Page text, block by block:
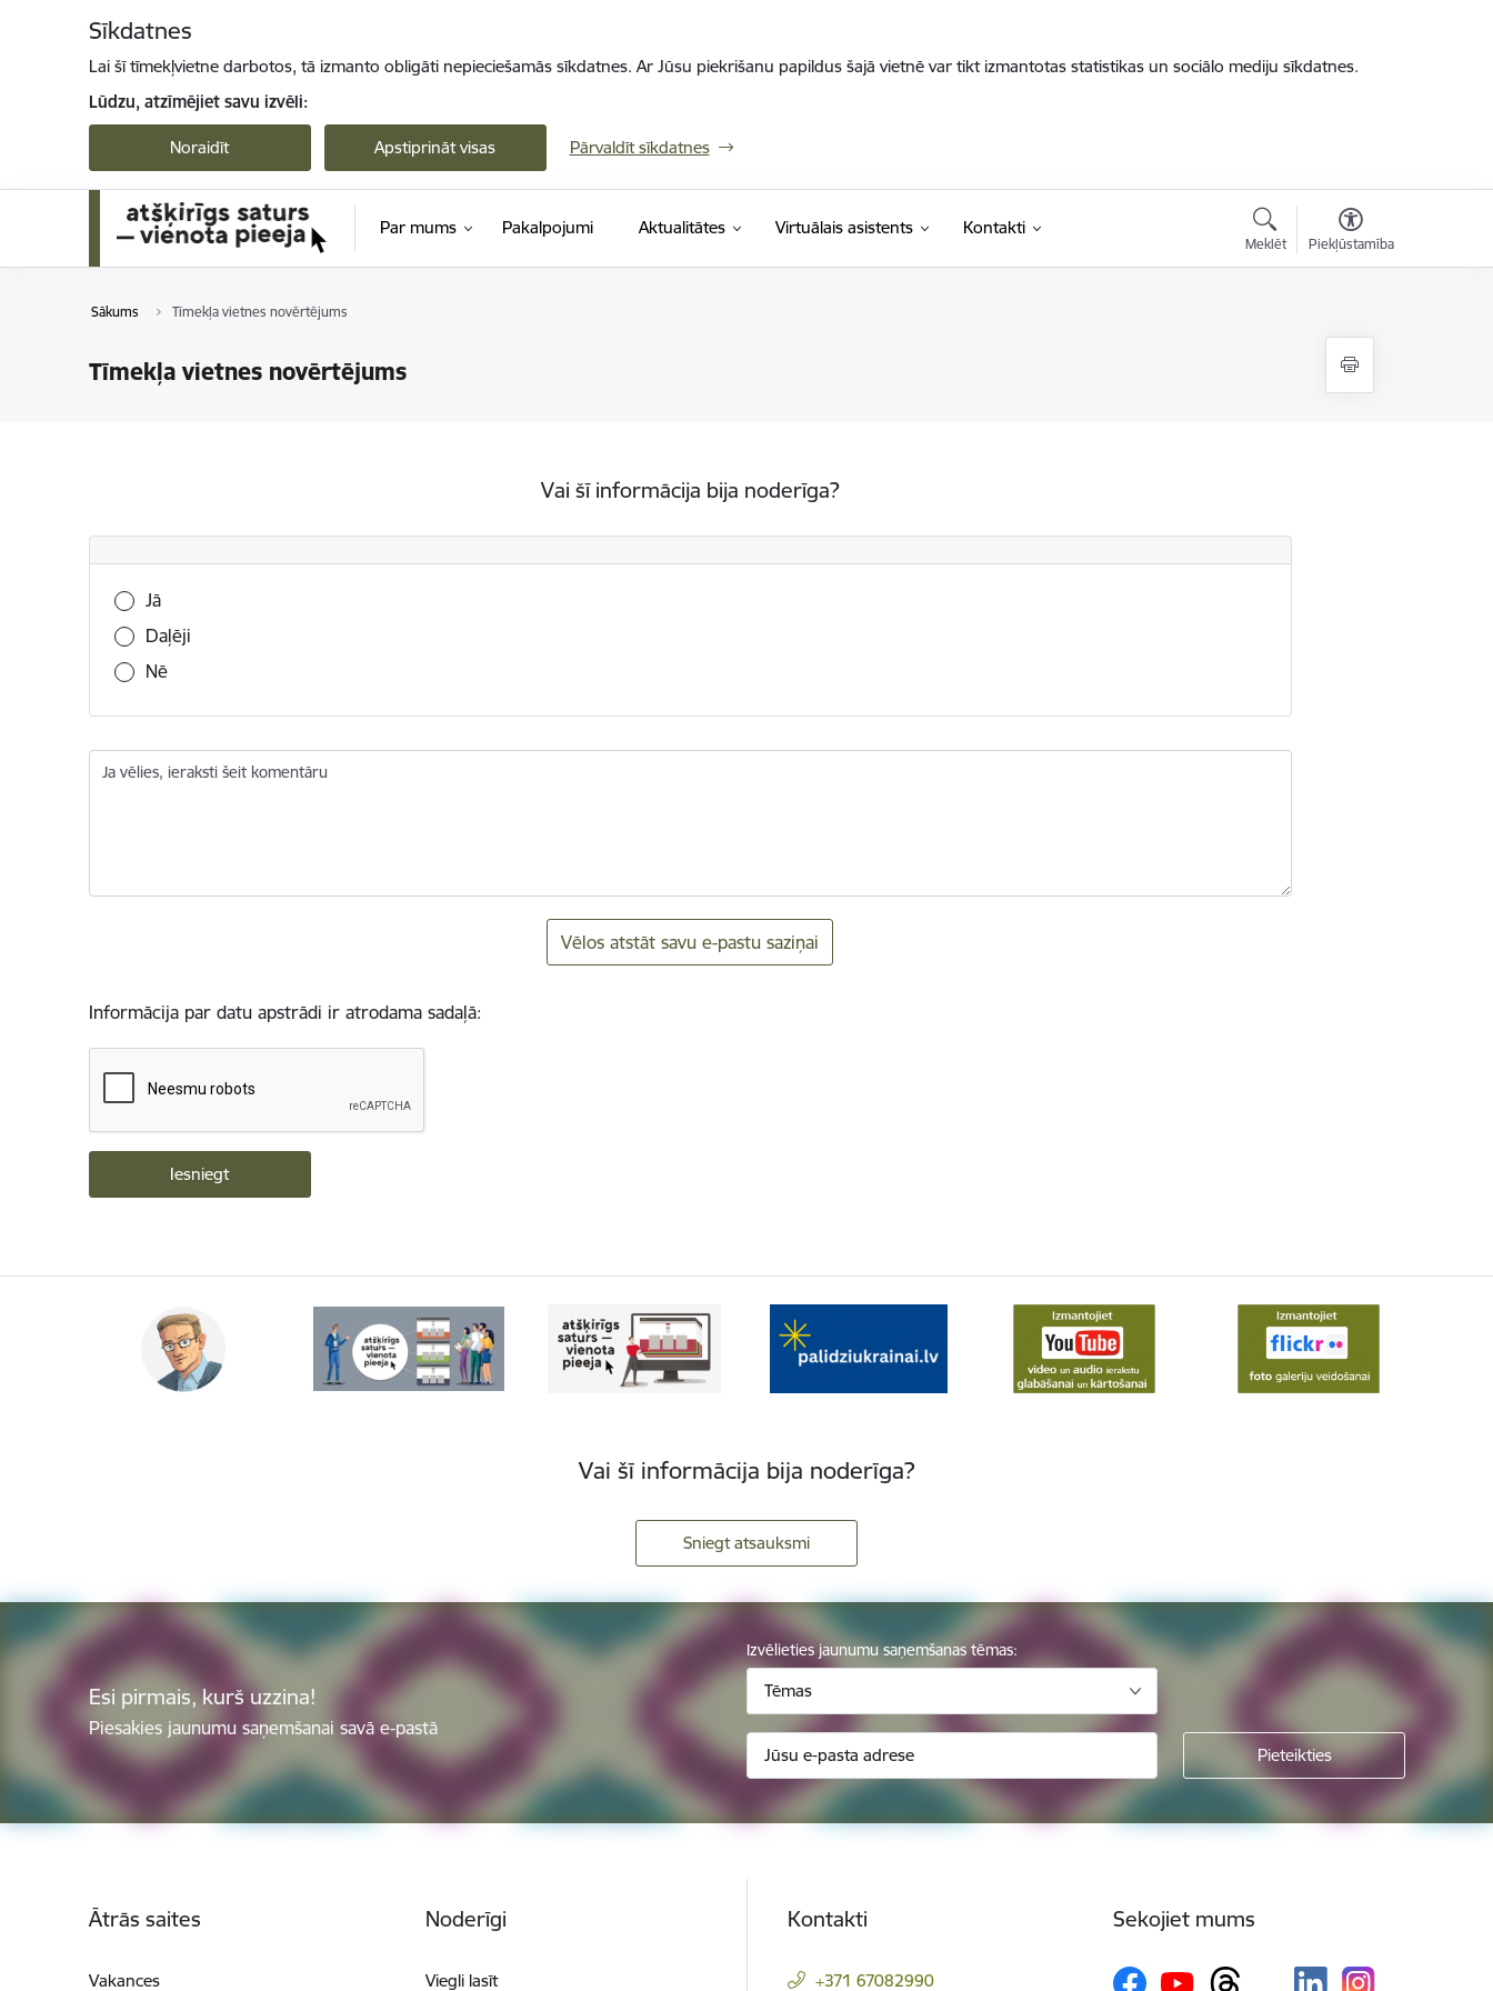
Sīkdatnes
Lai šī tīmekļvietne darbotos, tā izmanto obligāti nepieciešamās sīkdatnes. Ar Jūsu piekrišanu papildus šajā vietnē var tikt izmantotas statistikas un sociālo mediju sīkdatnes.
Lūdzu, atzīmējiet savu izvēli:
Noraidīt Apstiprināt visas Pārvaldīt sīkdatnes
Par mums Pakalpojumi Aktualitātes Virtuālais asistents Kontakti
Meklēt Piekļūstamība
Sākums Tīmekļa vietnes novērtējums
Tīmekļa vietnes novērtējums
Vai šī informācija bija noderīga?
Vai šī informācija bija noderīga?
Jā
Daļēji
Nē
Ja vēlies, ieraksti šeit komentāru
Vēlos atstāt savu e-pastu saziņai
Informācija par datu apstrādi ir atrodama sadaļā:
Vai šī informācija bija noderīga?
Sniegt atsauksmi
Esi pirmais, kurš uzzina!
Piesakies jaunumu saņemšanai savā e-pastā
Izvēlieties jaunumu saņemšanas tēmas:
Tēmas
Ātrās saites
Vakances
Noderīgi
Viegli lasīt
Kontakti
+371 67082990
Sekojiet mums